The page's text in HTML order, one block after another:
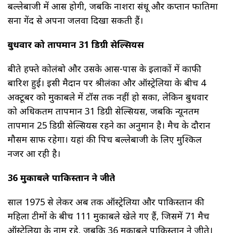
बल्लेबाजी में आस होगी, जबकि नाशरा संधू और कप्तान फातिमा
सना गेंद से अपना जलवा दिखा सकती हैं।
बुधवार को तापमान 31 डिग्री सेल्सियस
बीते हफ्ते कोलंबो और उसके आस-पास के इलाकों में काफी
बारिश हुई। इसी मैदान पर श्रीलंका और ऑस्ट्रेलिया के बीच 4
अक्टूबर को मुकाबले में टॉस तक नहीं हो सका, लेकिन बुधवार
को अधिकतम तापमान 31 डिग्री सेल्सियस, जबकि न्यूनतम
तापमान 25 डिग्री सेल्सियस रहने का अनुमान है। मैच के दौरान
मौसम साफ रहेगा। यहां की पिच बल्लेबाजी के लिए मुश्किल
नजर आ रही है।
36 मुकाबले पाकिस्तान ने जीते
साल 1975 से लेकर अब तक ऑस्ट्रेलिया और पाकिस्तान की
महिला टीमों के बीच 111 मुकाबले खेले गए हैं, जिसमें 71 मैच
ऑस्ट्रेलिया के नाम रहे, जबकि 36 मुकाबले पाकिस्तान ने जीते।